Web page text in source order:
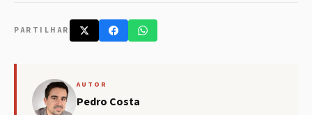
PARTILHAR
AUTOR
Pedro Costa